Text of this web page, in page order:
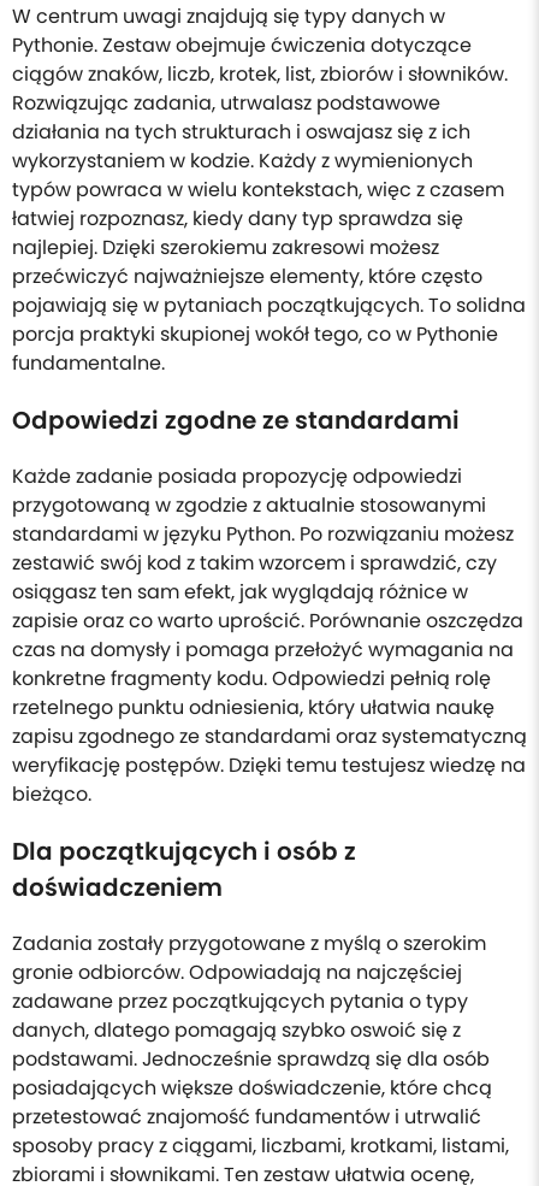
W centrum uwagi znajdują się typy danych w
Pythonie. Zestaw obejmuje ćwiczenia dotyczące
ciągów znaków, liczb, krotek, list, zbiorów i słowników.
Rozwiązując zadania, utrwalasz podstawowe
działania na tych strukturach i oswajasz się z ich
wykorzystaniem w kodzie. Każdy z wymienionych
typów powraca w wielu kontekstach, więc z czasem
łatwiej rozpoznasz, kiedy dany typ sprawdza się
najlepiej. Dzięki szerokiemu zakresowi możesz
przećwiczyć najważniejsze elementy, które często
pojawiają się w pytaniach początkujących. To solidna
porcja praktyki skupionej wokół tego, co w Pythonie
fundamentalne.
Odpowiedzi zgodne ze standardami
Każde zadanie posiada propozycję odpowiedzi
przygotowaną w zgodzie z aktualnie stosowanymi
standardami w języku Python. Po rozwiązaniu możesz
zestawić swój kod z takim wzorcem i sprawdzić, czy
osiągasz ten sam efekt, jak wyglądają różnice w
zapisie oraz co warto uprościć. Porównanie oszczędza
czas na domysły i pomaga przełożyć wymagania na
konkretne fragmenty kodu. Odpowiedzi pełnią rolę
rzetelnego punktu odniesienia, który ułatwia naukę
zapisu zgodnego ze standardami oraz systematyczną
weryfikację postępów. Dzięki temu testujesz wiedzę na
bieżąco.
Dla początkujących i osób z
doświadczeniem
Zadania zostały przygotowane z myślą o szerokim
gronie odbiorców. Odpowiadają na najczęściej
zadawane przez początkujących pytania o typy
danych, dlatego pomagają szybko oswoić się z
podstawami. Jednocześnie sprawdzą się dla osób
posiadających większe doświadczenie, które chcą
przetestować znajomość fundamentów i utrwalić
sposoby pracy z ciągami, liczbami, krotkami, listami,
zbiorami i słownikami. Ten zestaw ułatwia ocenę,